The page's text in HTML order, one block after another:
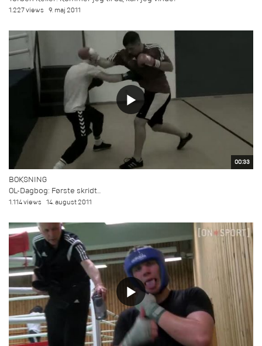
1.227 views 9. maj 2011
00:33
BOKSNING
OL-Dagbog: Første skridt...
1.114 views 14. august 2011